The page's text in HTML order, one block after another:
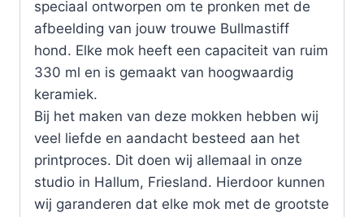
speciaal ontworpen om te pronken met de
afbeelding van jouw trouwe Bullmastiff
hond. Elke mok heeft een capaciteit van ruim
330 ml en is gemaakt van hoogwaardig
keramiek.
Bij het maken van deze mokken hebben wij
veel liefde en aandacht besteed aan het
printproces. Dit doen wij allemaal in onze
studio in Hallum, Friesland. Hierdoor kunnen
wij garanderen dat elke mok met de grootste